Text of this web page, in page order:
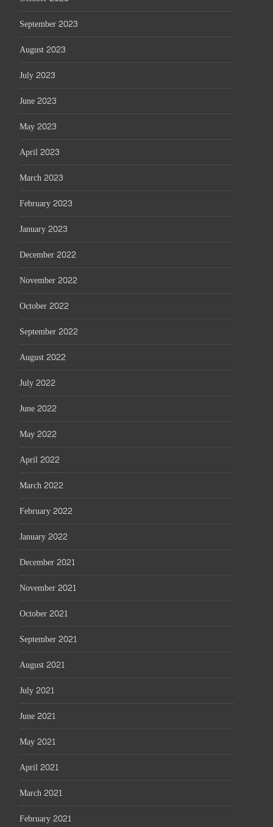
September 2023
August 2023
July 2023
June 2023
May 2023
April 2023
March 2023
February 2023
January 2023
December 2022
November 2022
October 2022
September 2022
August 2022
July 2022
June 2022
May 2022
April 2022
March 2022
February 2022
January 2022
December 2021
November 2021
October 2021
September 2021
August 2021
July 2021
June 2021
May 2021
April 2021
March 2021
February 2021